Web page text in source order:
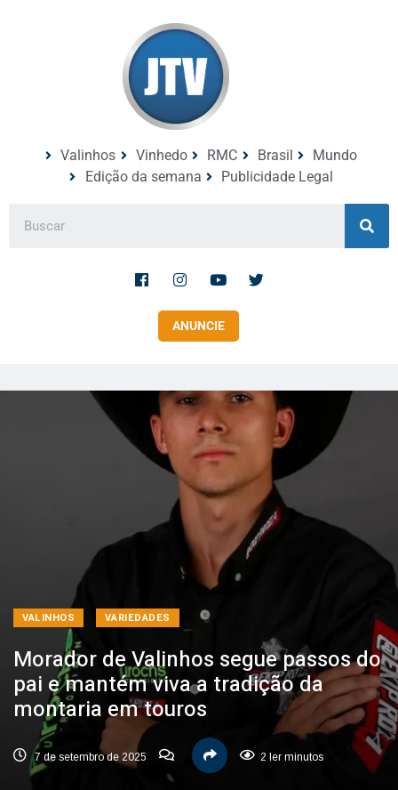
Valinhos Vinhedo RMC Brasil
Mundo
Edição da semana
Publicidade Legal
ANUNCIE
VALINHOS VARIEDADES
Morador de Valinhos segue passos do
pai e mantém viva a tradição da
montaria em touros
7 de setembro de 2025 2 ler minutos